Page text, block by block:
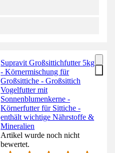
Supravit Großsittichfutter 5kg
- Körnermischung für
Großsittiche - Großsittich
Vogelfutter mit
Sonnenblumenkerne -
Körnerfutter für Sittiche -
enthält wichtige Nährstoffe &
Mineralien
Artikel wurde noch nicht
bewertet.